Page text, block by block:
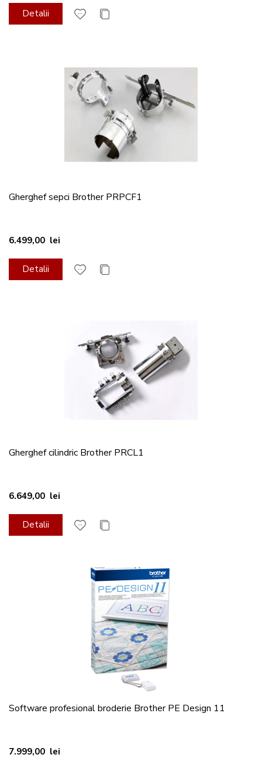
Detalii
Gherghef sepci Brother PRPCF1
6.499,00 lei
Detalii
Gherghef cilindric Brother PRCL1
6.649,00 lei
Detalii
Software profesional broderie Brother PE Design 11
7.999,00 lei